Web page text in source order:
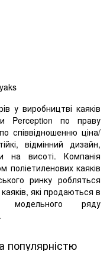
у виробництві каяків
Perception по праву
співвідношенню ціна/
відмінний дизайн,
на висоті. Компанія
поліетиленових каяків
ринку робляться
які продаються в
модельного ряду
популярністю